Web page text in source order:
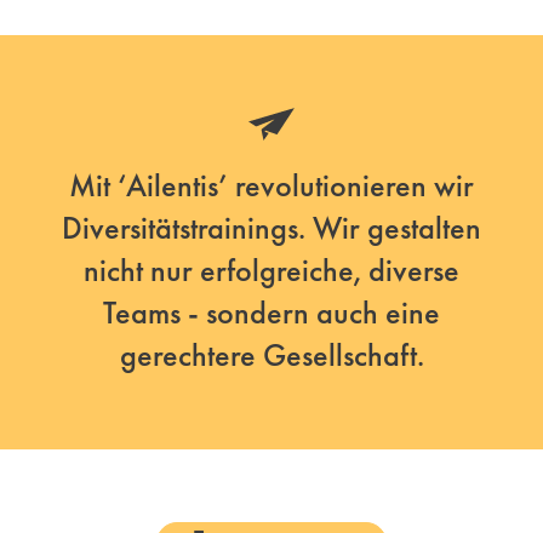
Mit ‘Ailentis’ revolutionieren wir
Diversitätstrainings. Wir gestalten
nicht nur erfolgreiche, diverse
Teams - sondern auch eine
gerechtere Gesellschaft.